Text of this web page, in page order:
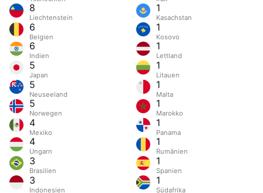
8
Liechtenstein
6
Belgien
6
Indien
5
Japan
5
Neuseeland
5
Norwegen
4
Mexiko
4
Ungarn
3
Brasilien
3
Indonesien
1
Kasachstan
1
Kosovo
1
Lettland
1
Litauen
1
Malta
1
Marokko
1
Panama
1
Rumänien
1
Spanien
1
Südafrika